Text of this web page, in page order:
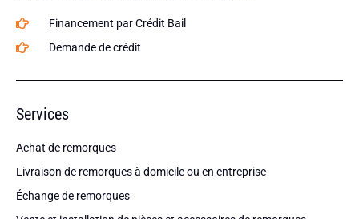
Financement par Crédit Bail
Demande de crédit
Services
Achat de remorques
Livraison de remorques à domicile ou en entreprise
Échange de remorques